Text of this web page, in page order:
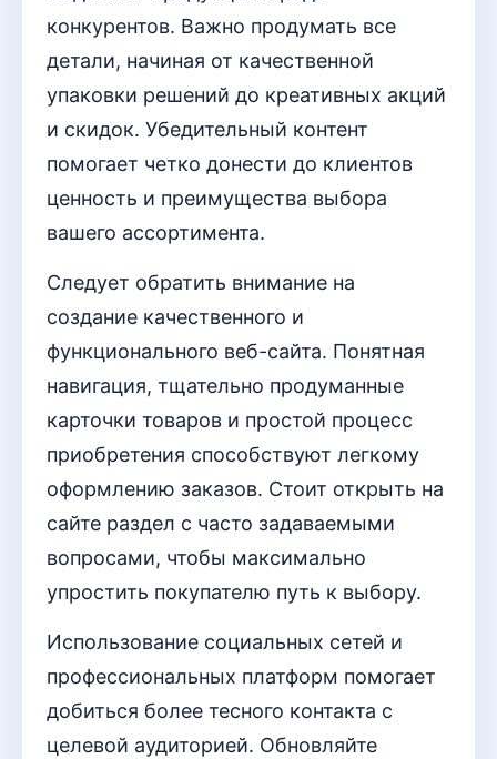
конкурентов. Важно продумать все
детали, начиная от качественной
упаковки решений до креативных акций
и скидок. Убедительный контент
помогает четко донести до клиентов
ценность и преимущества выбора
вашего ассортимента.
Следует обратить внимание на
создание качественного и
функционального веб-сайта. Понятная
навигация, тщательно продуманные
карточки товаров и простой процесс
приобретения способствуют легкому
оформлению заказов. Стоит открыть на
сайте раздел с часто задаваемыми
вопросами, чтобы максимально
упростить покупателю путь к выбору.
Использование социальных сетей и
профессиональных платформ помогает
добиться более тесного контакта с
целевой аудиторией. Обновляйте